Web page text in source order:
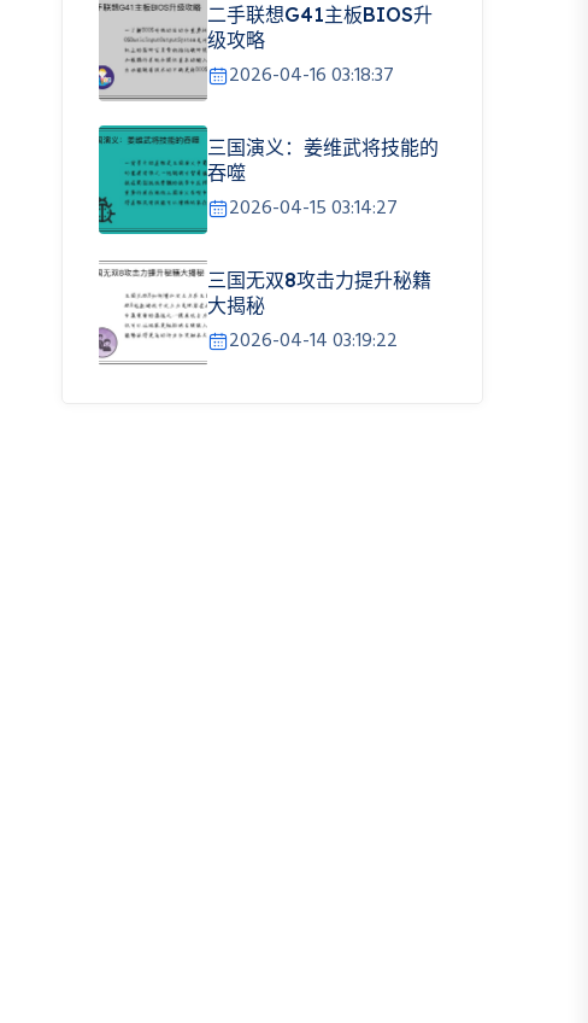
二手联想G41主板BIOS升
级攻略
2026-04-16 03:18:37
三国演义：姜维武将技能的
吞噬
2026-04-15 03:14:27
三国无双8攻击力提升秘籍
大揭秘
2026-04-14 03:19:22